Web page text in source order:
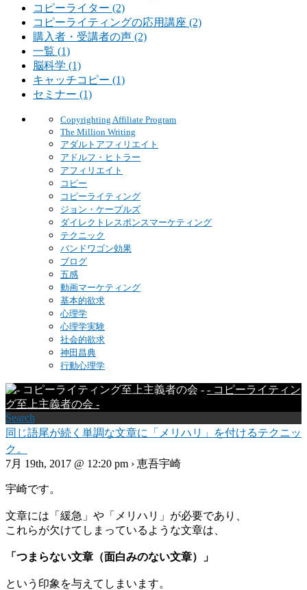
コピーライター (2)
コピーライティングの応用講座 (2)
購入者・受講者の声 (2)
一覧 (1)
脳科学 (1)
キャッチコピー (1)
セミナー (1)
Copyrighting Affiliate Program
The Million Writing
アダルトアフィリエイト
アドルフ・ヒトラー
アフィリエイト
コピー
コピーライティング
ジョン・ケープルズ
ダイレクトレスポンスマーケティング
テクニック
バンドワゴン効果
ブログ
五感
動画マーケティング
基本的欲求
心理学
心理学実験
社会的欲求
神田昌典
行動心理学
- コピーライティン
グ至上主義者の会 -
Search
同じ語尾が続く単調な文章に「メリハリ」を付けるテクニッ
ク。
7月 19th, 2017 @ 12:20 pm › 恵吾宇崎
宇崎です。
文章には「緩急」や「メリハリ」が必要であり、
これらが欠けてしまっているような文章は、
「つまらない文章（面白みのない文章）」
という印象を与えてしまいます。